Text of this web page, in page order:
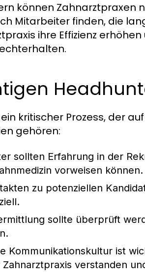
können Zahnarztpraxen
Mitarbeiter finden, die
ihre Effizienz
kritischer Prozess, der
gehören:
sollten Erfahrung in der
vorweisen können.
zu potenziellen
sollte überprüft
Kommunikationskultur ist
verstanden